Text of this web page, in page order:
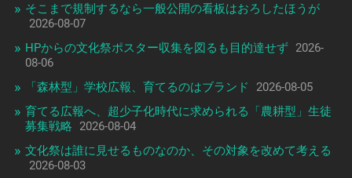
そこまで規制するなら一般公開の看板はおろしたほうが
2026-08-07
HPからの文化祭ポスター収集を図るも目的達せず 2026-
08-06
「森林型」学校広報、育てるのはブランド
2026-08-05
育てる広報へ、超少子化時代に求められる「農耕型」生徒
募集戦略
2026-08-04
文化祭は誰に見せるものなのか、その対象を改めて考える
2026-08-03